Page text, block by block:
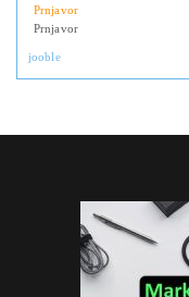
Prnjavor
Prnjavor
jooble